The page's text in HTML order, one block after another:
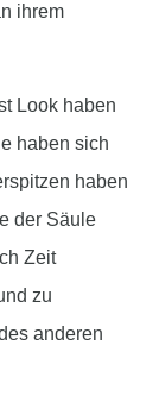
ihrem
Look haben
haben sich
haben
der Säule
Zeit
zu
anderen